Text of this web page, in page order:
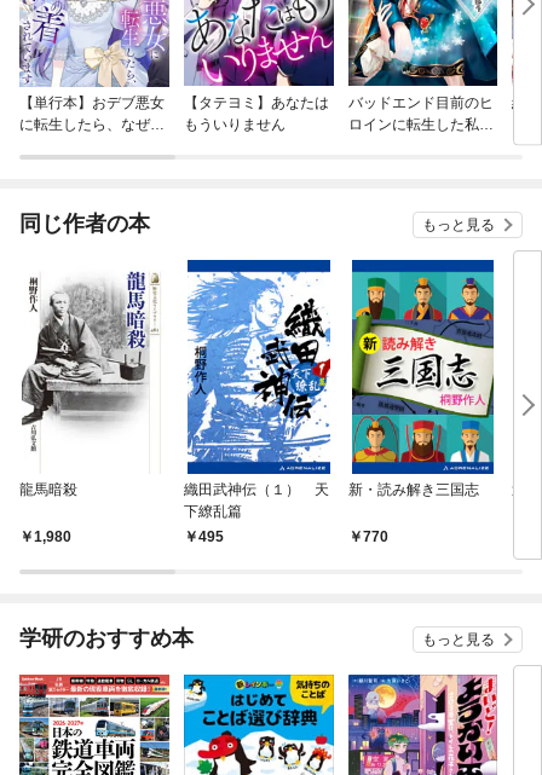
【単行本】おデブ悪女
に転生したら、なぜか
【タテヨミ】あなたは
もういりません
バッドエンド目前のヒ
ロインに転生した私、
結
同じ作者の本 もっと見る
龍馬暗殺
1,980
織田武神伝（１） 天
下繚乱篇
495
新・読み解き三国志
770
逆
学研のおすすめ本 もっと見る